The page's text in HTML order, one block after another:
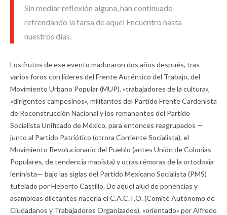
Sin mediar reflexión alguna, han continuado
refrendando la farsa de aquel Encuentro hasta
nuestros días.
Los frutos de ese evento maduraron dos años después, tras
varios foros con líderes del Frente Auténtico del Trabajo, del
Movimiento Urbano Popular (MUP), «trabajadores de la cultura»,
«dirigentes campesinos», militantes del Partido Frente Cardenista
de Reconstrucción Nacional y los remanentes del Partido
Socialista Unificado de México, para entonces reagrupados —
junto al Partido Patriótico (otrora Corriente Socialista), el
Movimiento Revolucionario del Pueblo (antes Unión de Colonias
Populares, de tendencia maoísta) y otras rémoras de la ortodoxia
leninista— bajo las siglas del Partido Mexicano Socialista (PMS)
tutelado por Heberto Castillo. De aquel alud de ponencias y
asambleas diletantes nacería el C.A.C.T.O. (Comité Autónomo de
Ciudadanos y Trabajadores Organizados), «orientado» por Alfredo